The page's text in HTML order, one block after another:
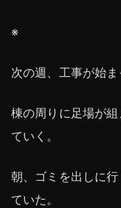
※
次の週、工事が始ま
棟の周りに足場が
ていく。
朝、ゴミを出しに
ていた。